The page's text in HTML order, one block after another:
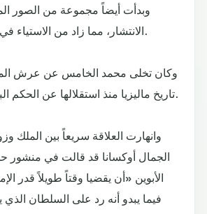
وبدأت أيضاً مجموعة من الصور
الانتشار، مما زاد من الاستياء في ماليزيا المُحافِظة.
وكان تخلى محمد الخامس عن عرش
تاريخ ماليزيا منذ استقلالها عن الحكم البريطاني عام 1957.
وانهارت العلاقة سريعاً بين الملك
الجمال أوكسانا قد قالت في منشور
الأبوين «أن يقضيا وقتاً طويلاً قدر
فيما يبدو أنه رد على السلطان الذي